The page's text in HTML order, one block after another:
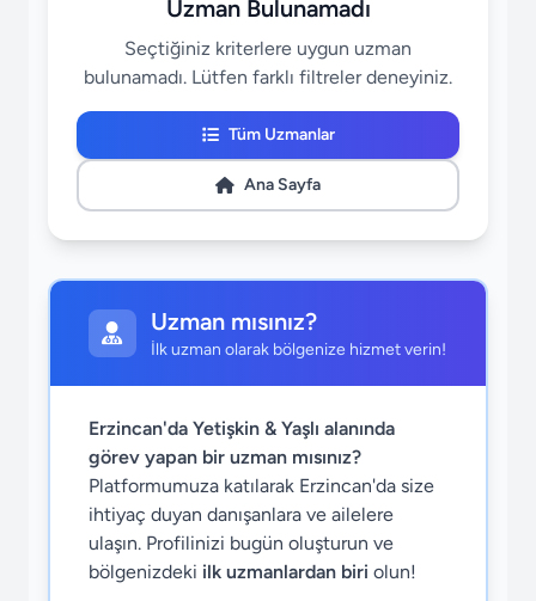
Uzman Bulunamadı
Seçtiğiniz kriterlere uygun uzman
bulunamadı. Lütfen farklı filtreler deneyiniz.
Tüm Uzmanlar
Ana Sayfa
Uzman mısınız?
İlk uzman olarak bölgenize hizmet verin!
Erzincan'da Yetişkin & Yaşlı alanında
görev yapan bir uzman mısınız?
Platformumuza katılarak Erzincan'da size
ihtiyaç duyan danışanlara ve ailelere
ulaşın. Profilinizi bugün oluşturun ve
bölgenizdeki ilk uzmanlardan biri olun!